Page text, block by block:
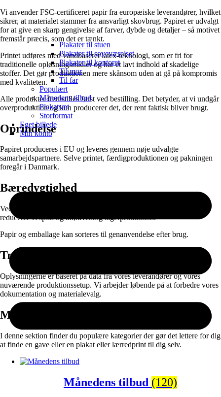
Plakater til stuen
Plakater til soveværelset
Plakater til kontoret
Til mor
Til far
Populært
Månedens tilbud
Plakatsæt
Storformat
Eget billede
Min konto
Vi anvender FSC-certificeret papir fra europæiske leverandører, hvilket
sikrer, at materialet stammer fra ansvarligt skovbrug. Papiret er udvalgt
for at give en skarp gengivelse af farver, dybde og detaljer – så motivet
fremstår præcis, som det er tænkt.
Printet udføres med vandbaseret latex-teknologi, som er fri for
traditionelle opløsningsmidler og har et lavt indhold af skadelige
stoffer. Det gør produktionen mere skånsom uden at gå på kompromis
med kvaliteten.
Alle produkter fremstilles først ved bestilling. Det betyder, at vi undgår
overproduktion og kun producerer det, der rent faktisk bliver brugt.
Oprindelse
Papiret produceres i EU og leveres gennem nøje udvalgte
samarbejdspartnere. Selve printet, færdigproduktionen og pakningen
foregår i Danmark.
Bæredygtighed
Ved at kombinere ansvarlige materialer med on-demand produktion
reducerer vi spild og unødvendig lagerproduktion.
Papir og emballage kan sorteres til genanvendelse efter brug.
Transparens
Oplysningerne er baseret på data fra vores leverandører og vores
nuværende produktionssetup. Vi arbejder løbende på at forbedre vores
dokumentation og materialevalg.
Måske vil du også synes om:
I denne sektion finder du populære kategorier der gør det lettere for dig
at finde en gave eller en plakat eller lærredprint til dig selv.
Månedens tilbud (120)